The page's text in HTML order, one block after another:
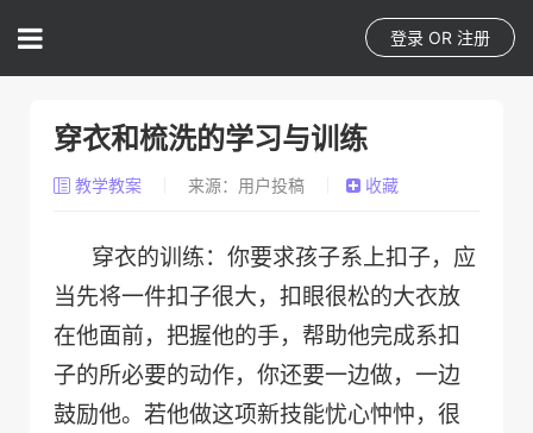
登录 OR 注册
穿衣和梳洗的学习与训练
教学教案 来源：用户投稿 收藏
穿衣的训练：你要求孩子系上扣子，应
当先将一件扣子很大，扣眼很松的大衣放
在他面前，把握他的手，帮助他完成系扣
子的所必要的动作，你还要一边做，一边
鼓励他。若他做这项新技能忧心忡忡，很